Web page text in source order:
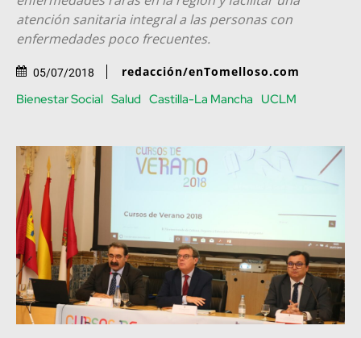
atención sanitaria integral a las personas con
enfermedades poco frecuentes.
05/07/2018 redacción/enTomelloso.com
Bienestar Social Salud Castilla-La Mancha UCLM